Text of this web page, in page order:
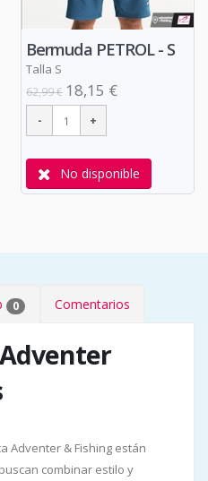
Bermuda PETROL - S
Talla S
62,99 € 18,15 €
No disponible
0 Comentarios
Adventer
Adventer & Fishing están
combinar estilo y